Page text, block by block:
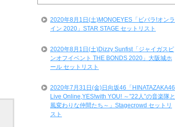
ス
一
2020年8月1日(土)MONOEYES「ビバラ!オンラ
イン 2020」STAR STAGE セットリスト
2020年8月1日(土)Dizzy Sunfist「ジャイガスピ
ンオフイベント THE BONDS 2020」大阪城ホ
ール セットリスト
2020年7月31日(金)日向坂46「HINATAZAKA46
Live Online,YES!with YOU! ～”22人”の音楽隊と
風変わりな仲間たち～」Stagecrowd セットリ
スト